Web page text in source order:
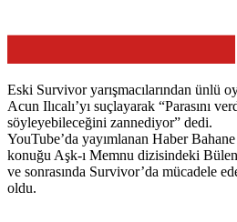
Eski Survivor yarışmacılarından ünlü
Acun Ilıcalı’yı suçlayarak “Parasını
söyleyebileceğini zannediyor” dedi.
YouTube’da yayımlanan Haber
konuğu Aşk-ı Memnu dizisindeki
ve sonrasında Survivor’da mücadele
oldu.